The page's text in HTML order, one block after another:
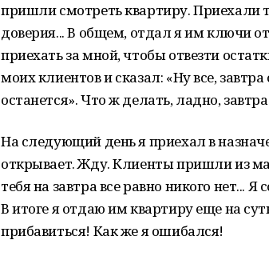
пришли смотреть квартиру. Приехали
доверия... В общем, отдал я им ключи
приехать за мной, чтобы отвезти
моих клиентов и сказал: «Ну все,
останется». Что ж делать, ладно,
На следующий день я приехал в
открывает. Жду. Клиенты пришли из
тебя на завтра все равно никого нет...
В итоге я отдаю им квартиру еще на
прибавиться! Как же я ошибался!